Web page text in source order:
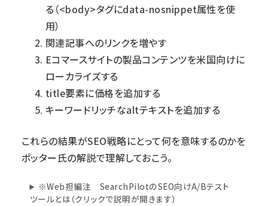
る（<body>タグにdata-nosnippet属性を使
用）
関連記事へのリンクを増やす
Eコマースサイトの製品コンテンツを米国向けに
ローカライズする
title要素に価格を追加する
キーワードリッチなaltテキストを追加する
これらの結果がSEO戦略にとって何を意味するのかを
ポッター氏の解説で理解しておこう。
※Web担編注 SearchPilotのSEO向けA/Bテスト
ツールとは（クリックで説明が開きます）